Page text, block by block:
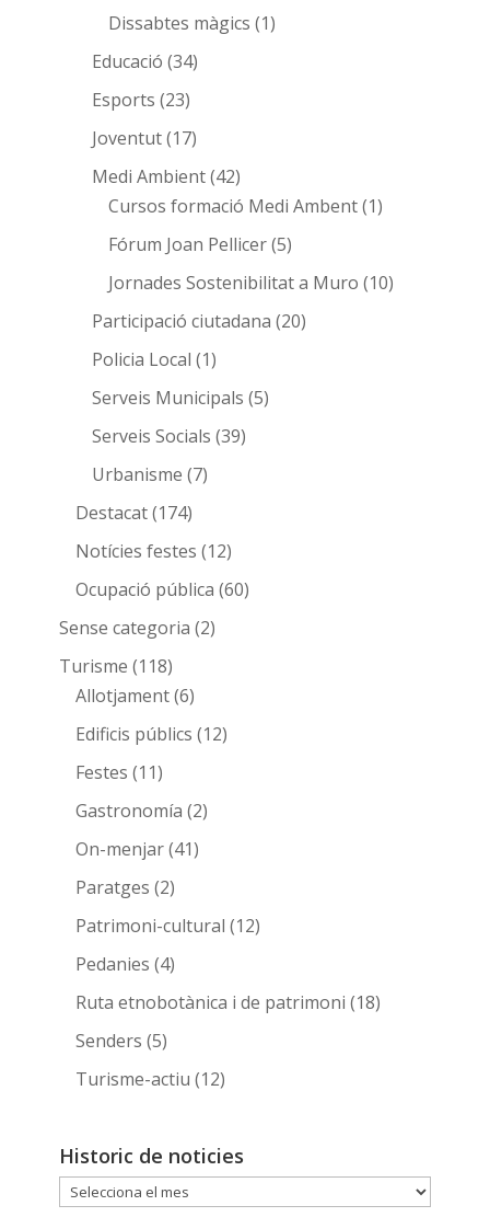
Dissabtes màgics (1)
Educació (34)
Esports (23)
Joventut(17)
Medi Ambient(42)
Cursos formació Medi Ambent(1)
Fórum Joan Pellicer(5)
Jornades Sostenibilitat a Muro (10)
Participació ciutadana (20)
Policia Local (1)
Serveis Municipals (5)
Serveis Socials (39)
Urbanisme (7)
Destacat(174)
Notícies festes (12)
Ocupació pública (60)
Sense categoria (2)
Turisme (118)
Allotjament(6)
Edificis públics (12)
Festes (11)
Gastronomía (2)
On-menjar(41)
Paratges (2)
Patrimoni-cultural (12)
Pedanies (4)
Ruta etnobotànica i de patrimoni (18)
Senders (5)
Turisme-actiu (12)
Historic de noticies
Historic